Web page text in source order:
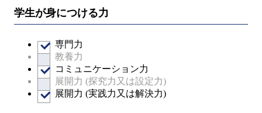
学生が身につける力
専門力
教養力
コミュニケーション力
展開力 (探究力又は設定力)
展開力 (実践力又は解決力)